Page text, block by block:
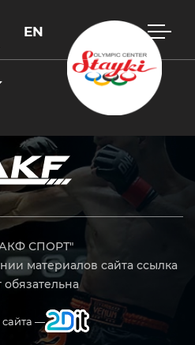
EN
СПОРТ"
материалов сайта ссылка
обязательна
—
или Esc, чтобы закрыть